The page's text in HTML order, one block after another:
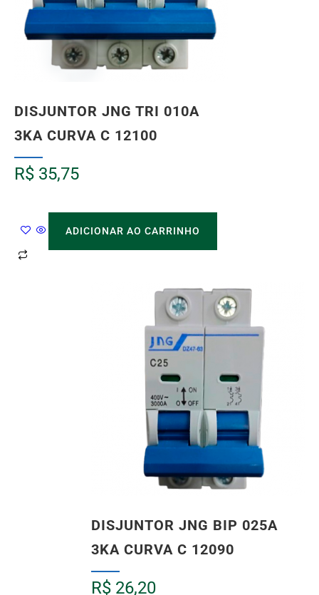
DISJUNTOR JNG TRI 010A
3KA CURVA C 12100
R$ 35,75
ADICIONAR AO CARRINHO
DISJUNTOR JNG BIP 025A
3KA CURVA C 12090
R$ 26,20